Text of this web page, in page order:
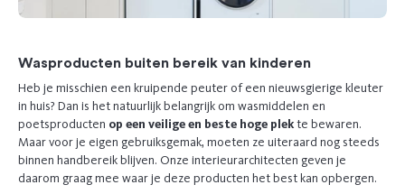
Wasproducten buiten bereik van kinderen
Heb je misschien een kruipende peuter of een nieuwsgierige kleuter
in huis? Dan is het natuurlijk belangrijk om wasmiddelen en
poetsproducten op een veilige en beste hoge plekte bewaren.
Maar voor je eigen gebruiksgemak, moeten ze uiteraard nog steeds
binnen handbereik blijven. Onze interieurarchitecten geven je
daarom graag mee waar je deze producten het best kan opbergen.